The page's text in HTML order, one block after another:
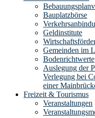
Bauplatzbörse
Geldinstitute
Gemeinden im
Bodenrichtwerte
Auslegung der
Verlegung bei
einer
Freizeit & Tourismus
Veranstaltungen